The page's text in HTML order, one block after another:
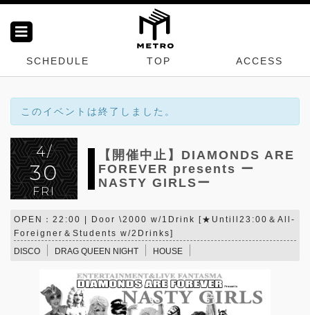
SCHEDULE TOP ACCESS
このイベントは終了しました。
4/
30
FRI
【開催中止】DIAMONDS ARE
FOREVER presents ー
NASTY GIRLSー
OPEN：22:00 | Door \2000 w/1Drink [★Untill23:00＆All-
Foreigner＆Students w/2Drinks]
DISCO
DRAG QUEEN NIGHT HOUSE